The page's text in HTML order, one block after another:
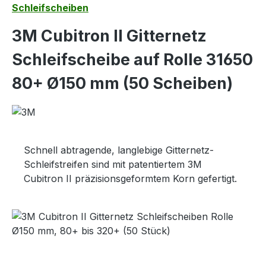
Schleifscheiben
3M Cubitron II Gitternetz
Schleifscheibe auf Rolle 31650
80+ Ø150 mm (50 Scheiben)
Schnell abtragende, langlebige Gitternetz-
Schleifstreifen sind mit patentiertem 3M
Cubitron II präzisionsgeformtem Korn gefertigt.
Bildergalerie überspringen